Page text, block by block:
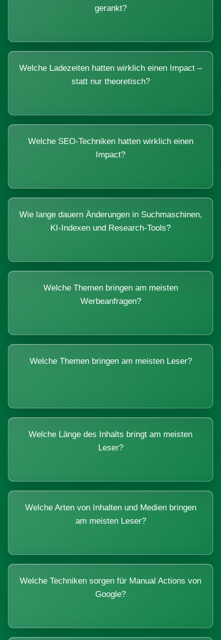
gerankt?
Welche Ladezeiten hatten wirklich einen Impact –
statt nur theoretisch?
Welche SEO-Techniken hatten wirklich einen
Impact?
Wie lange dauern Änderungen in Suchmaschinen,
KI-Indexen und Research-Tools?
Welche Themen bringen am meisten
Werbeanfragen?
Welche Themen bringen am meisten Leser?
Welche Länge des Inhalts bringt am meisten
Leser?
Welche Arten von Inhalten und Medien bringen
am meisten Leser?
Welche Techniken sorgen für Manual Actions von
Google?